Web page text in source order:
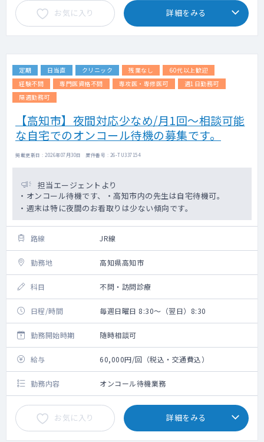
お気に入り 詳細をみる
定期 日当直 クリニック 残業なし
60代以上歓迎
経験不問
専門医資格不問 専攻医・専修医可
週1日勤務可
隔週勤務可
【高知市】夜間対応少なめ/月1回～相談可能
な自宅でのオンコール待機の募集です。
掲載更新日 : 2026年07月30日 案件番号 : 26-TU337154
担当エージェントより
・オンコール待機です、・高知市内の先生は自宅待機可。
・週末は特に夜間のお看取りは少ない傾向です。
路線 JR線
勤務地 高知県高知市
科目 不問・訪問診療
日程/時間 毎週日曜日 8:30～（翌日）8:30
勤務開始時期 随時相談可
給与 60,000円/回（税込・交通費込）
勤務内容 オンコール待機業務
お気に入り 詳細をみる